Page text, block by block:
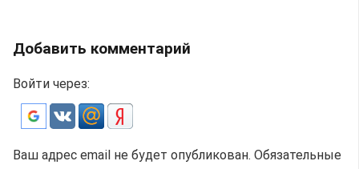
Добавить комментарий
Войти через:
Ваш адрес email не будет опубликован. Обязательные